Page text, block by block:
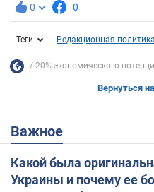
0 0
Теги Редакционная политика
20% экономического
Вернуться
Важное
Какой была
Украины и почему ее